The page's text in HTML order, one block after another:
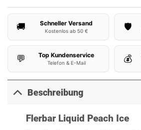
🚚 Schneller Versand
Kostenlos ab 50 € 🛡️
💬 Top Kundenservice
Telefon & E-Mail 💰
Beschreibung
Flerbar Liquid Peach Ice